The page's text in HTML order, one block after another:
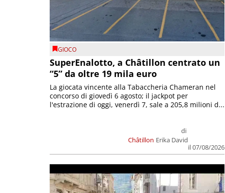
GIOCO
SuperEnalotto, a Châtillon centrato un
“5” da oltre 19 mila euro
Châtillon
di
Erika David
il 07/08/2026
La giocata vincente alla Tabaccheria Chameran nel
concorso di giovedì 6 agosto; il jackpot per
l'estrazione di oggi, venerdì 7, sale a 205,8 milioni d...